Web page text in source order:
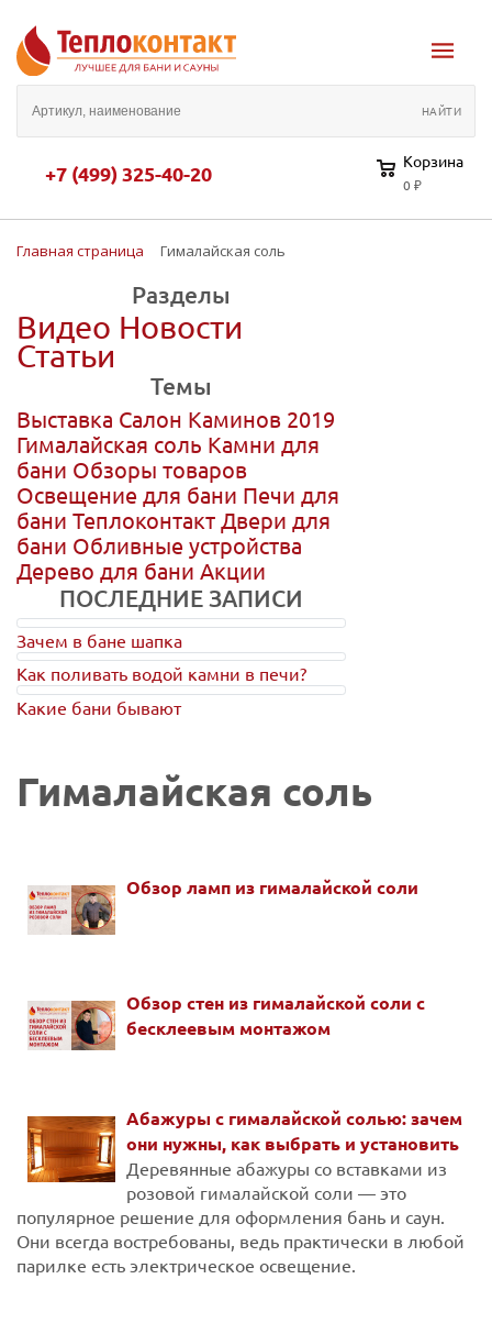
+7 (499) 325-40-20 Корзина
0 ₽
Главная страница Гималайская соль
Разделы
Видео Новости
Статьи
Темы
Выставка Салон Каминов 2019
Гималайская соль Камни для
бани Обзоры товаров
Освещение для бани Печи для
бани Теплоконтакт Двери для
бани Обливные устройства
Дерево для бани Акции
ПОСЛЕДНИЕ ЗАПИСИ
Зачем в бане шапка
Как поливать водой камни в печи?
Какие бани бывают
Гималайская соль
Обзор ламп из гималайской соли
Обзор стен из гималайской соли с
бесклеевым монтажом
Абажуры с гималайской солью: зачем
они нужны, как выбрать и установить
Деревянные абажуры со вставками из
розовой гималайской соли — это
популярное решение для оформления бань и саун.
Они всегда востребованы, ведь практически в любой
парилке есть электрическое освещение.